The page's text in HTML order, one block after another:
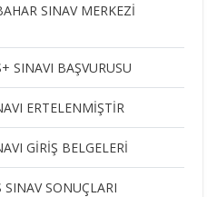
SINAV MERKEZİ
SINAVI BAŞVURUSU
ERTELENMİŞTİR
GİRİŞ BELGELERİ
SINAV SONUÇLARI